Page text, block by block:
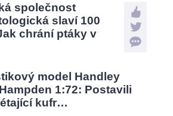
společnost
slaví 100
chrání ptáky v